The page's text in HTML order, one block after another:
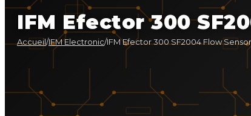
IFM Efector 300
Accueil/IFM Electronic/IFM Efector 300 SF2004 Flow Sensor